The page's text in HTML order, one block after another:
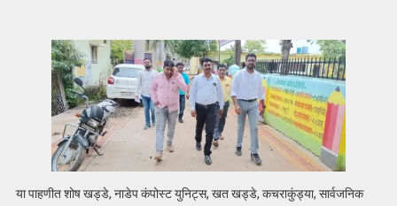
या पाहणीत शोष खड्डे, नाडेप कंपोस्ट युनिट्स, खत खड्डे, कचराकुंड्या, सार्वजनिक